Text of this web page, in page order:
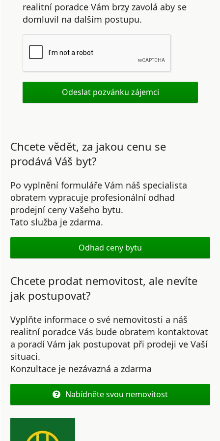
realitní poradce Vám brzy zavolá aby se
domluvil na dalším postupu.
Chcete vědět, za jakou cenu se
prodává Váš byt?
Po vyplnění formuláře Vám náš specialista
obratem vypracuje profesionální odhad
prodejní ceny Vašeho bytu.
Tato služba je zdarma.
Odhad ceny bytu
Chcete prodat nemovitost, ale nevíte
jak postupovat?
Vyplňte informace o své nemovitosti a náš
realitní poradce Vás bude obratem kontaktovat
a poradí Vám jak postupovat při prodeji ve Vaší
situaci.
Konzultace je nezávazná a zdarma
Nabídněte svou nemovitost